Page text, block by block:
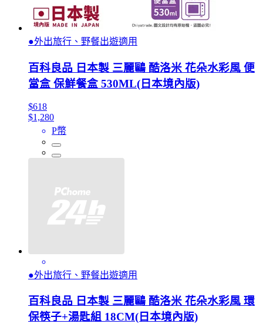
●外出旅行、野餐出遊適用
百科良品 日本製 三麗鷗 酷洛米 花朵水彩風 便
當盒 保鮮餐盒 530ML(日本境內版)
$618
$1,280
P幣
●外出旅行、野餐出遊適用
百科良品 日本製 三麗鷗 酷洛米 花朵水彩風 環
保筷子+湯匙組 18CM(日本境內版)